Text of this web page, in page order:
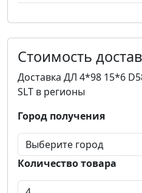
Стоимость
Доставка ДЛ 4*98 15*6
SLT в регионы
Город получения
Количество товара